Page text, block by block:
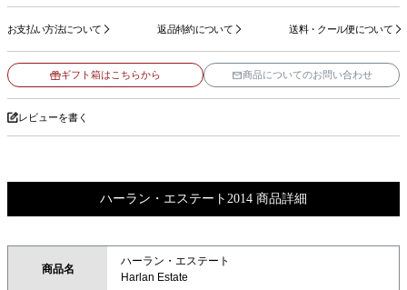
お支払い方法について 返品特約について 送料・クール便について
ギフト箱はこちらから 商品についてのお問い合わせ
レビューを書く
ハーラン・エステート2014 商品詳細
商品名
ハーラン・エステート
Harlan Estate